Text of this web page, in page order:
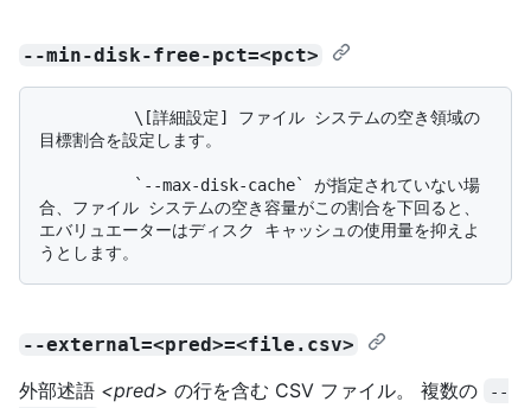
--min-disk-free-pct=<pct>
目標割合を設定します。
合、ファイル システムの空き容量がこの割合を下回ると、
エバリュエーターはディスク キャッシュの使用量を抑えよ
--external=<pred>=<file.csv>
外部述語 <pred> の行を含む CSV ファイル。 複数の --